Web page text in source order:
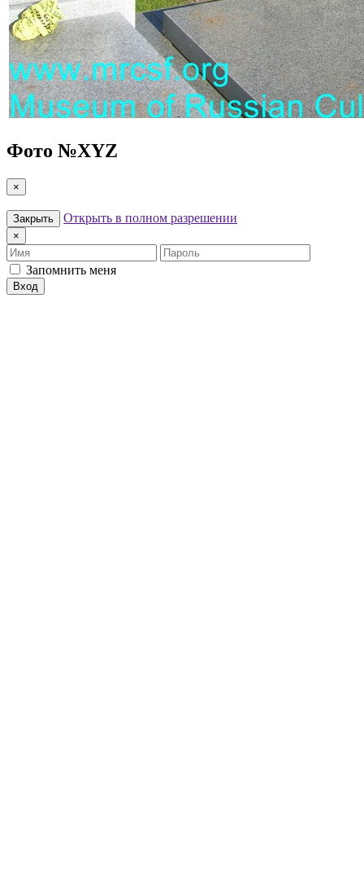
Фото №XYZ
×
Закрыть Открыть в полном разрешении
×
Имя
Пароль
Запомнить меня
Вход